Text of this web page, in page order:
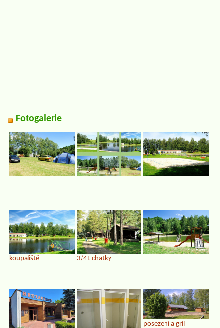
Fotogalerie
koupaliště 3/4L chatky
posezení a gril